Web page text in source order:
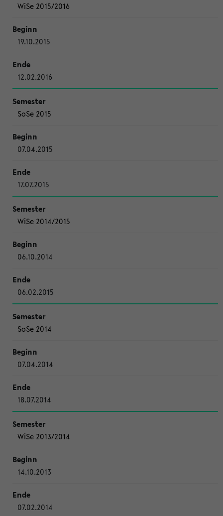
WiSe 2015/2016
19.10.2015
12.02.2016
SoSe 2015
07.04.2015
17.07.2015
WiSe 2014/2015
06.10.2014
06.02.2015
SoSe 2014
07.04.2014
18.07.2014
WiSe 2013/2014
14.10.2013
07.02.2014